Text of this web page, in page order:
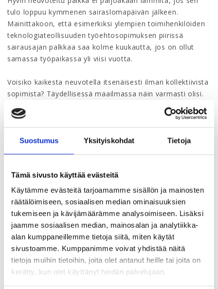
Suostumus Yksityiskohdat Tietoja
Tämä sivusto käyttää evästeitä
Käytämme evästeitä tarjoamamme sisällön ja mainosten
räätälöimiseen, sosiaalisen median ominaisuuksien
tukemiseen ja kävijämäärämme analysoimiseen. Lisäksi
jaamme sosiaalisen median, mainosalan ja analytiikka-
alan kumppaneillemme tietoja siitä, miten käytät
sivustoamme. Kumppanimme voivat yhdistää näitä
tietoja muihin tietoihin, joita olet antanut heille tai joita on
kerätty, kun olet käyttänyt heidän palvelujaan.
tulo loppuu kymmenen sairaslomapäivän jälkeen.
Mainittakoon, että esimerkiksi ylempien toimihenkilöiden
teknologiateollisuuden työehtosopimuksen piirissä
sairausajan palkkaa saa kolme kuukautta, jos on ollut
samassa työpaikassa yli viisi vuotta.
Voisiko kaikesta neuvotella itsenäisesti ilman kollektiivista
sopimista? Täydellisessä maailmassa näin varmasti olisi.
Vallitsevassa todellisuudessa tämä käytännössä johtaisi
helposti työsuhteen etujen yleiseen heikkenemiseen.
Vaikka työmarkkinasopimisen desentralisaatio asteittain
eteneekin ja sopiminen muuttuu yhä enemmän
paikalliseksi, mielestäni etenkin terveyteen ja
kollektiivisesti. Työnhakija ei välttämättä luo parasta
kuvaa itsestään, mikäli alkaa ensimmäisenä vaatimaan
lisää palkallisia sairauslomapäiviä työsopimukseensa.
Nuori henkilö tuskin haluaa kysyä tulevalta esimieheltään
ensimmäisenä, että olisiko mahdollista saada
perhevapaan palkkaa pidemmältä ajalta. On toki myös
asioita, joita edes työehtosopimukset eivät kata, mutta
joilla on merkitystä. Esimerkiksi työterveyshuollon taso on
yleensä täysin työnantajan päätettävissä, ellei siitä